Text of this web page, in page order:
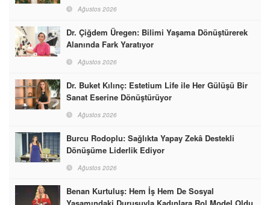
Ağustos 2026
Dr. Çiğdem Üregen: Bilimi Yaşama Dönüştürerek
Alanında Fark Yaratıyor
Ağustos 2026
Dr. Buket Kılınç: Estetium Life ile Her Gülüşü Bir
Sanat Eserine Dönüştürüyor
Ağustos 2026
Burcu Rodoplu: Sağlıkta Yapay Zekâ Destekli
Dönüşüme Liderlik Ediyor
Ağustos 2026
Benan Kurtuluş: Hem İş Hem De Sosyal